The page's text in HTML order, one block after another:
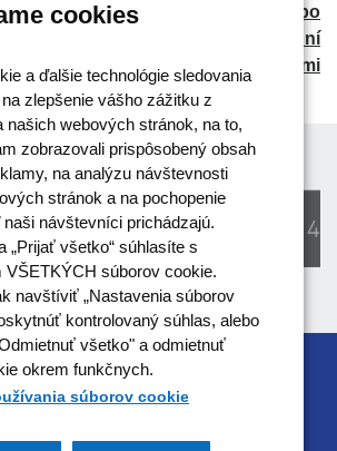
orgánu štátnej správy alebo
zriaďovateľskej pôsobnosti povinní
s pravidlami uvedenými
k ŽoP.
ORGÁNOM OPERAČNÉHO
VEREJNÁ SPRÁVA JE
cookies
a ďalšie technológie sledovania
zlepšenie vášho zážitku z
našich webových stránok, na to,
zobrazovali prispôsobený obsah
na analýzu návštevnosti
stránok a na pochopenie
naši návštevníci prichádzajú.
„Prijať všetko“ súhlasíte s
VŠETKÝCH súborov cookie.
navštíviť „Nastavenia súborov
kontrolovaný súhlas, alebo
všetko" a odmietnuť
okrem funkčnych.
súborov cookie